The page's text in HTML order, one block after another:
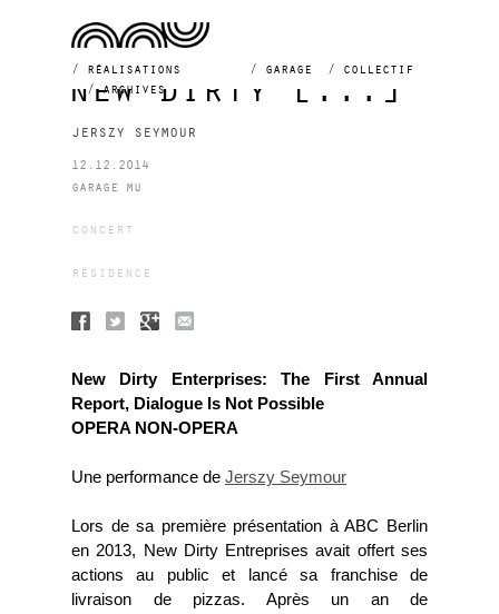
réalisations garage
collectif
archives
new dirty [...]
jerszy seymour
12.12.2014
garage mu
concert
résidence
New Dirty Enterprises: The First Annual
Report, Dialogue Is Not Possible
OPERA NON-OPERA
Une performance de Jerszy Seymour
Lors de sa première présentation à ABC Berlin
en 2013, New Dirty Entreprises avait offert ses
actions au public et lancé sa franchise de
livraison de pizzas. Après un an de